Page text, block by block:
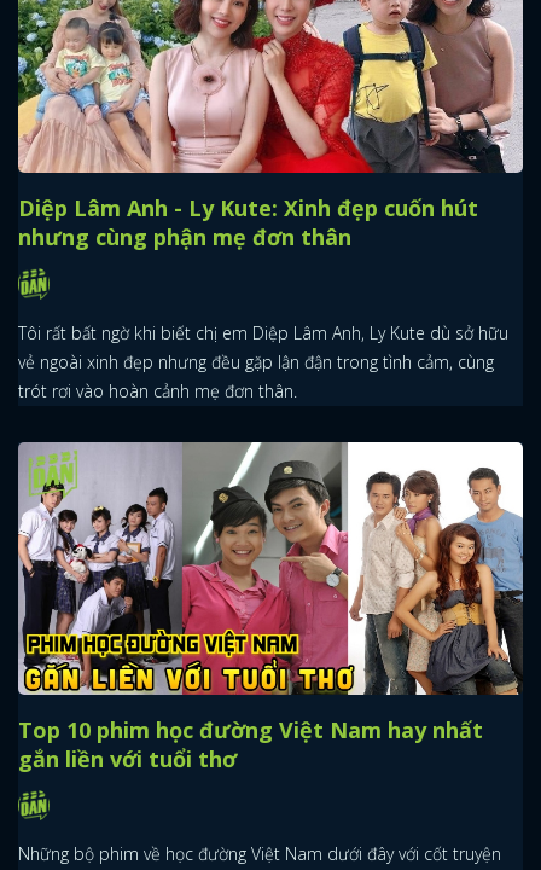
Diệp Lâm Anh - Ly Kute: Xinh đẹp cuốn hút
nhưng cùng phận mẹ đơn thân
Tôi rất bất ngờ khi biết chị em Diệp Lâm Anh, Ly Kute dù sở hữu
vẻ ngoài xinh đẹp nhưng đều gặp lận đận trong tình cảm, cùng
trót rơi vào hoàn cảnh mẹ đơn thân.
Top 10 phim học đường Việt Nam hay nhất
gắn liền với tuổi thơ
Những bộ phim về học đường Việt Nam dưới đây với cốt truyện